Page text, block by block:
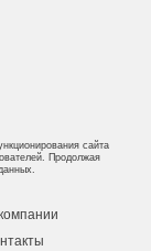
сайта
Продолжая